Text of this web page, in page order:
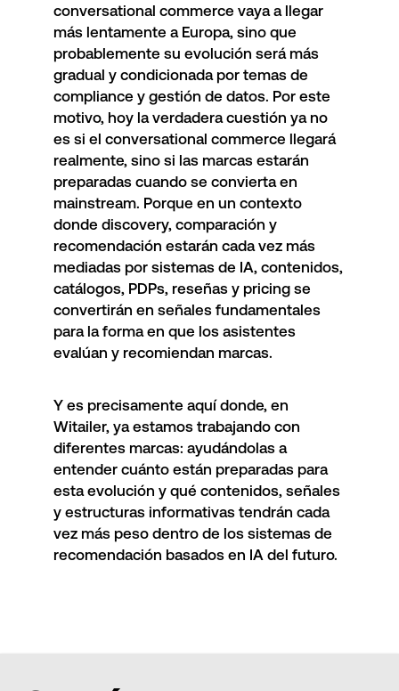
conversational commerce vaya a llegar
más lentamente a Europa, sino que
probablemente su evolución será más
gradual y condicionada por temas de
compliance y gestión de datos. Por este
motivo, hoy la verdadera cuestión ya no
es si el conversational commerce llegará
realmente, sino si las marcas estarán
preparadas cuando se convierta en
mainstream. Porque en un contexto
donde discovery, comparación y
recomendación estarán cada vez más
mediadas por sistemas de IA, contenidos,
catálogos, PDPs, reseñas y pricing se
convertirán en señales fundamentales
para la forma en que los asistentes
evalúan y recomiendan marcas.
Y es precisamente aquí donde, en
Witailer, ya estamos trabajando con
diferentes marcas: ayudándolas a
entender cuánto están preparadas para
esta evolución y qué contenidos, señales
y estructuras informativas tendrán cada
vez más peso dentro de los sistemas de
recomendación basados en IA del futuro.